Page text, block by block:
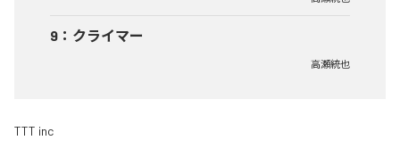
9 ： クライマー
高瀬統也
TTT inc